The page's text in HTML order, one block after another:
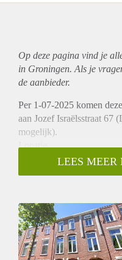
Op deze pagina vind je
in Groningen. Als je
de aanbieder.
Per 1-07-2025 komen
aan Jozef Israëlsstraat
mogelijk).
Locatie
Het appartement is
Groningen. Openbaar
stad, zoals de
Hanzehogeschool.
Indeling
Appartement 67C ligt op
LEES MEER